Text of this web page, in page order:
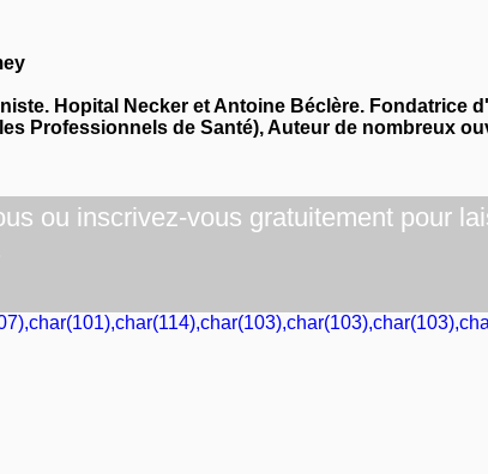
Hopital Necker et Antoine Béclère. Fondatrice
Professionnels de Santé), Auteur de nombreux
ou inscrivez-vous gratuitement pour